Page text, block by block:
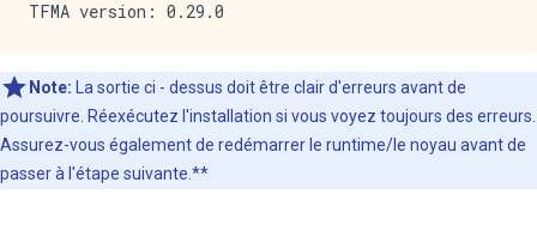
Note: La sortie ci - dessus doit être clair d'erreurs avantde
poursuivre. Réexécutez l'installation si vous voyez toujours des erreurs.
Assurez-vous également de redémarrer le runtime/le noyau avant de
passer à l'étape suivante.**